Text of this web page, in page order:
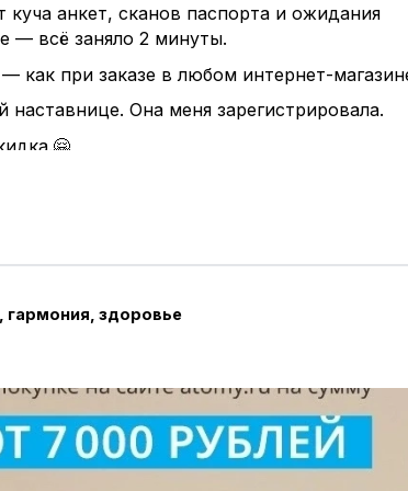
куча анкет, сканов паспорта и ожидания
— всё заняло 2 минуты.
как при заказе в любом интернет-
наставнице. Она меня зарегистрировала.
регистрации есть единственный
пригласившего (спонсора).
у вас всегда был человек, к которому
не было. Никаких звонков, никаких
скидка → заказываю что хочу → получаю в
.Кстати можно заказать курьером на
захочется попробовать — могу поделиться
знать: «Как это работает».
гармония, здоровье